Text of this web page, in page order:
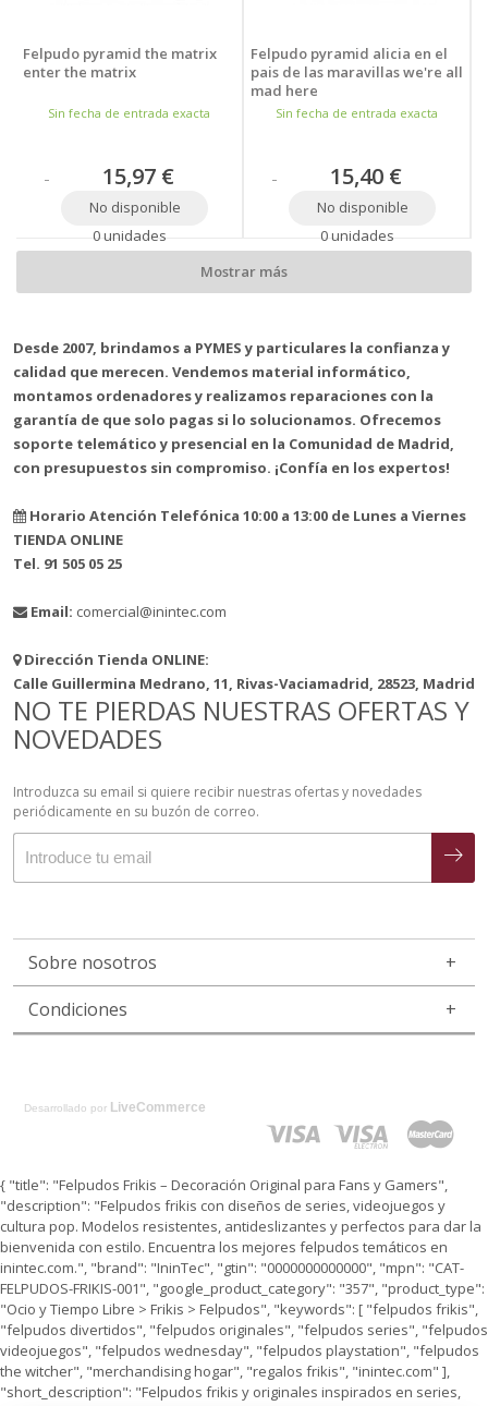
Felpudo pyramid the matrix
enter the matrix
Sin fecha de entrada exacta
15,97 €
No disponible
0 unidades
Felpudo pyramid alicia en el
pais de las maravillas we're all
mad here
Sin fecha de entrada exacta
15,40 €
No disponible
0 unidades
Mostrar más
Desde 2007, brindamos a PYMES y particulares la confianza y
calidad que merecen. Vendemos material informático,
montamos ordenadores y realizamos reparaciones con la
garantía de que solo pagas si lo solucionamos. Ofrecemos
soporte telemático y presencial en la Comunidad de Madrid,
con presupuestos sin compromiso. ¡Confía en los expertos!
Horario Atención Telefónica 10:00 a 13:00 de Lunes a Viernes
TIENDA ONLINE
Tel. 91 505 05 25
Email: comercial@inintec.com
Dirección Tienda ONLINE:
Calle Guillermina Medrano, 11, Rivas-Vaciamadrid, 28523, Madrid
NO TE PIERDAS NUESTRAS OFERTAS Y
NOVEDADES
Introduzca su email si quiere recibir nuestras ofertas y novedades
periódicamente en su buzón de correo.
Sobre nosotros
Condiciones
Desarrollado por LiveCommerce
{ "title": "Felpudos Frikis – Decoración Original para Fans y Gamers",
"description": "Felpudos frikis con diseños de series, videojuegos y
cultura pop. Modelos resistentes, antideslizantes y perfectos para dar la
bienvenida con estilo. Encuentra los mejores felpudos temáticos en
inintec.com.", "brand": "IninTec", "gtin": "0000000000000", "mpn": "CAT-
FELPUDOS-FRIKIS-001", "google_product_category": "357", "product_type":
"Ocio y Tiempo Libre > Frikis > Felpudos", "keywords": [ "felpudos frikis",
"felpudos divertidos", "felpudos originales", "felpudos series", "felpudos
videojuegos", "felpudos wednesday", "felpudos playstation", "felpudos
the witcher", "merchandising hogar", "regalos frikis", "inintec.com" ],
"short_description": "Felpudos frikis y originales inspirados en series,